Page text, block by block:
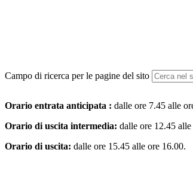
Campo di ricerca per le pagine del sito
Orario entrata anticipata : dalle ore 7.45 alle
Orario di uscita intermedia: dalle ore 12.45
Orario di uscita: dalle ore 15.45 alle ore 16.00.